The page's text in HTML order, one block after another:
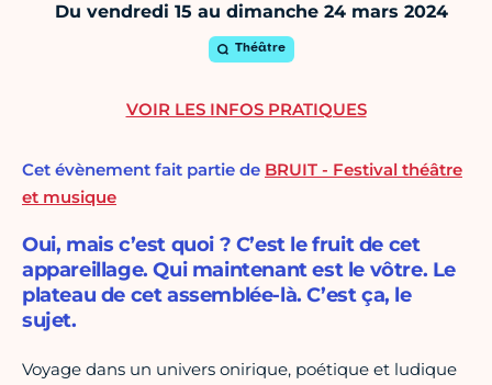
Du vendredi 15 au dimanche 24 mars 2024
Théâtre
Cet évènement fait partie de BRUIT - Festival théâtre
et musique
Oui, mais c’est quoi ? C’est le fruit de cet
appareillage. Qui maintenant est le vôtre. Le
plateau de cet assemblée-là. C’est ça, le
sujet.
Voyage dans un univers onirique, poétique et ludique
VOIR LES INFOS PRATIQUES